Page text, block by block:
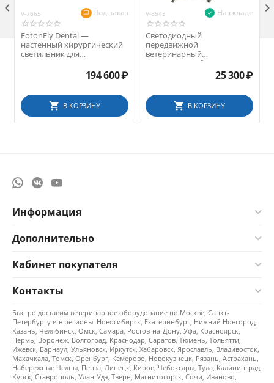
V-7665 Под заказ
FotonFly Dental —
настенный хирургический
светильник для
194 600₽
В КОРЗИНУ
V-8545 На складе
Светодиодный
передвижной
ветеринарный
хирургический светильник
с регулировкой наклона и
высоты, 164-200 см25 300₽
В КОРЗИНУ
 
Информация
Дополнительно
Кабинет покупателя
Контакты
Быстро доставим ветеринарное оборудование по Москве, Санкт-
Петербургу и в регионы: Новосибирск, Екатеринбург, Нижний Новгород,
Казань, Челябинск, Омск, Самара, Ростов-на-Дону, Уфа, Красноярск,
Пермь, Воронеж, Волгоград, Краснодар, Саратов, Тюмень, Тольятти,
Ижевск, Барнаул, Ульяновск, Иркутск, Хабаровск, Ярославль, Владивосток,
Махачкала, Томск, Оренбург, Кемерово, Новокузнецк, Рязань, Астрахань,
Набережные Челны, Пенза, Липецк, Киров, Чебоксары, Тула, Калининград,
Курск, Ставрополь, Улан-Удэ, Тверь, Магнитогорск, Сочи, Иваново,